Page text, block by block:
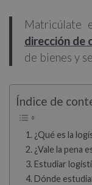
Matricúlate
dirección de
de bienes y
Índice de
¿Qué es la
¿Vale la pena
Estudiar
Dónde